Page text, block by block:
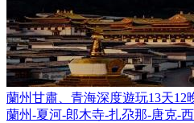
蘭州甘肅、青海深度遊玩13天12
蘭州-夏河-郎木寺-扎尕那-唐克-